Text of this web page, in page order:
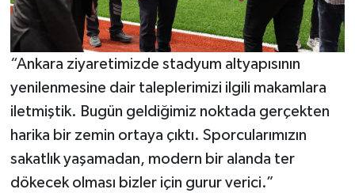
“Ankara ziyaretimizde stadyum altyapısının
yenilenmesine dair taleplerimizi ilgili makamlara
iletmiştik. Bugün geldiğimiz noktada gerçekten
harika bir zemin ortaya çıktı. Sporcularımızın
sakatlık yaşamadan, modern bir alanda ter
dökecek olması bizler için gurur verici.”